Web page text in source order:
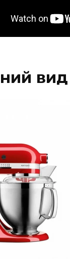
вид